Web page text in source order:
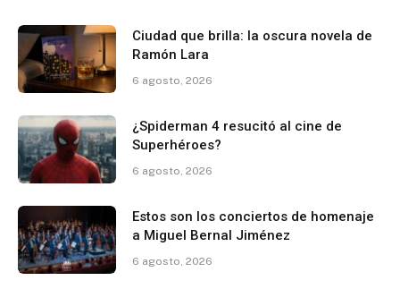
Ciudad que brilla: la oscura novela de
Ramón Lara
6 agosto, 2026
¿Spiderman 4 resucitó al cine de
Superhéroes?
6 agosto, 2026
Estos son los conciertos de homenaje
a Miguel Bernal Jiménez
6 agosto, 2026